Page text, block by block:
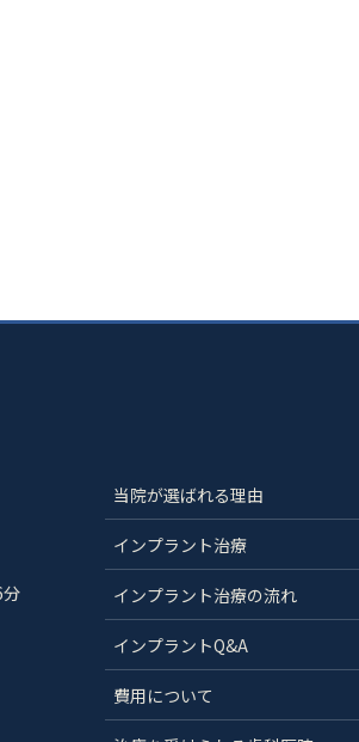
当院が選ばれる理由
インプラント治療
インプラント治療の流れ
インプラントQ&A
費用について